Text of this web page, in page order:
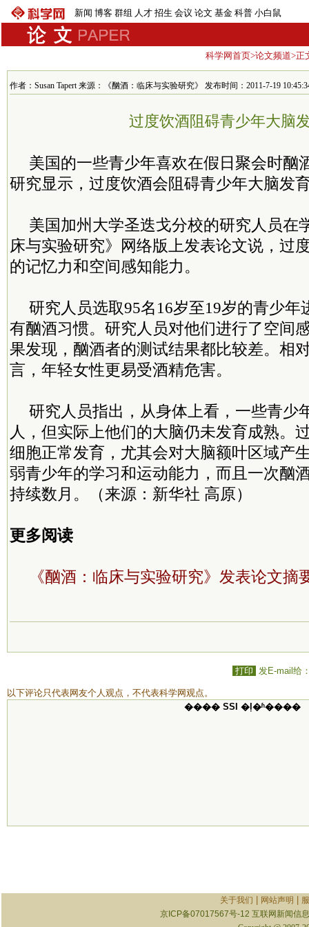
新闻 博客 群组 人才 招生 会议 论文 基金 科普 小白鼠
科学网首页>论文频道>正
作者：Susan Tapert 来源：《酗酒：临床与实验研究》 发布时间：2011-7-19
过度饮酒阻碍青少年大脑
美国的一些青少年喜欢在假日聚会时酗
研究显示，过度饮酒会阻碍青少年大脑发
美国加州大学圣迭戈分校的研究人员在
床与实验研究》网络版上发表论文说，过
的记忆力和空间感知能力。
研究人员选取95名16岁至19岁的青少年
有酗酒习惯。研究人员对他们进行了空间
果发现，酗酒者的测试结果都比较差。相
言，年轻女性更易受酒精危害。
研究人员指出，从身体上看，一些青少
人，但实际上他们的大脑仍未发育成熟。
细胞正常发育，尤其会对大脑额叶区域产
弱青少年的学习和运动能力，而且一次酗
持续数月。（来源：新华社 高原）
更多阅读
《酗酒：临床与实验研究》发表论文摘
打印 发E-mail给
以下评论只代表网友个人观点，不代表科学网观点。
���� SSI �ļ�ʱ����
关于我们 网站声明
京ICP备07017567号-12 互联网新闻信